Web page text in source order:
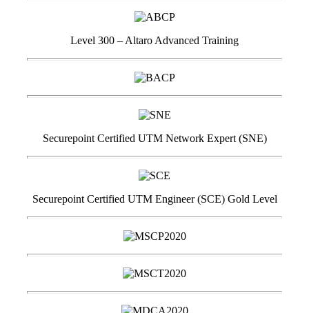
Level 300 – Altaro Advanced Training
Securepoint Certified UTM Network Expert (SNE)
Securepoint Certified UTM Engineer (SCE) Gold Level